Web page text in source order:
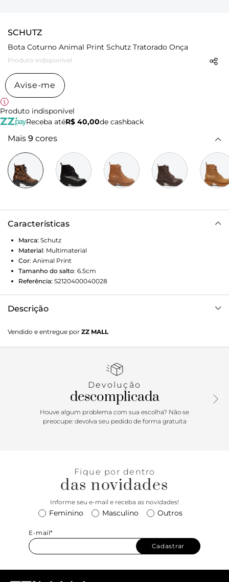
SCHUTZ
Bota Coturno Animal Print Schutz Tratorado Onça
Produto indisponível
Avise-me
Produto indisponível
Receba atéR$ 40,00de cashback
Mais 9 cores
Características
Marca: Schutz
Material: Multimaterial
Cor: Animal Print
Tamanho do salto: 6.5cm
Referência: S2120400040028
Descrição
o impactante salto bloco baixo e solado tratorado
imponente! Cheia de personalidade e carregando o visual
sem falar na logomania que aparece na lingueta traseira,
qualquer look mais cool na hora. Aposte!
Vendido e entregue por ZZ MALL
Devolução
descomplicada
Houve algum problema com sua escolha? Não se
preocupe: devolva seu pedido de forma gratuita
Fique por dentro
das novidades
Informe seu e-mail e receba as novidades!
Feminino Masculino Outros
E-mail*
Cadastrar